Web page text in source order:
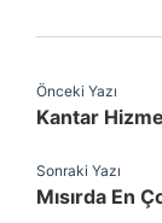
Önceki Yazı
Kantar
Sonraki Yazı
Mısırda En